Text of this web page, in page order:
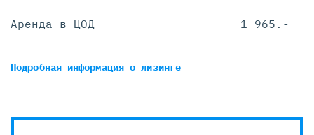
Аренда в ЦОД 1 965.-
Подробная информацияо лизинге